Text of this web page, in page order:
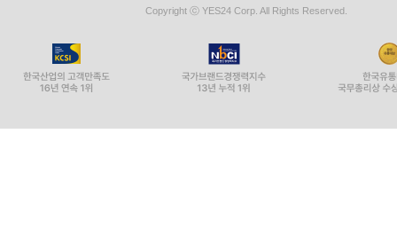
Copyright ⓒ YES24 Corp. All Rights Reserved.